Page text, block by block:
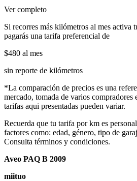
Ver completo
Si recorres más kilómetros al mes activa
pagarás una tarifa preferencial de
$480 al mes
sin reporte de kilómetros
*La comparación de precios es una
mercado, tomada de varios compradores
tarifas aqui presentadas pueden variar.
Recuerda que tu tarifa por km es
factores como: edad, género, tipo de
Consulta términos y condiciones.
Aveo PAQ B 2009
miituo